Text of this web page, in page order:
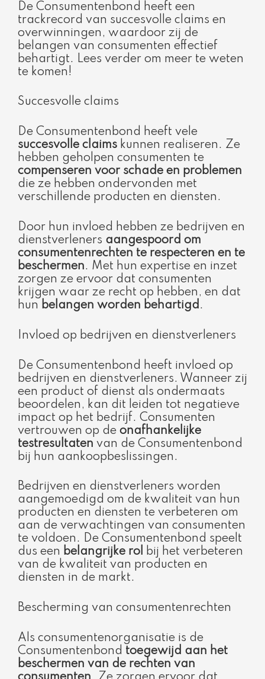
De Consumentenbond heeft een
trackrecord van succesvolle claims en
overwinningen, waardoor zij de
belangen van consumenten effectief
behartigt. Lees verder om meer te weten
te komen!
Succesvolle claims
De Consumentenbond heeft vele
succesvolle claims kunnen realiseren. Ze
hebben geholpen consumenten te
compenseren voor schade en problemen
die ze hebben ondervonden met
verschillende producten en diensten.
Door hun invloed hebben ze bedrijven en
dienstverleners aangespoord om
consumentenrechten te respecteren en te
beschermen. Met hun expertise en inzet
zorgen ze ervoor dat consumenten
krijgen waar ze recht op hebben, en dat
hun belangen worden behartigd.
Invloed op bedrijven en dienstverleners
De Consumentenbond heeft invloed op
bedrijven en dienstverleners. Wanneer zij
een product of dienst als ondermaats
beoordelen, kan dit leiden tot negatieve
impact op het bedrijf. Consumenten
vertrouwen op de onafhankelijke
testresultaten van de Consumentenbond
bij hun aankoopbeslissingen.
Bedrijven en dienstverleners worden
aangemoedigd om de kwaliteit van hun
producten en diensten te verbeteren om
aan de verwachtingen van consumenten
te voldoen. De Consumentenbond speelt
dus een belangrijke rol bij het verbeteren
van de kwaliteit van producten en
diensten in de markt.
Bescherming van consumentenrechten
Als consumentenorganisatie is de
Consumentenbond toegewijd aan het
beschermen van de rechten van